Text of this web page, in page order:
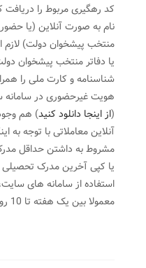
کد رهگیری مربوط را
نام به صورت آنلاین (یا
منتخب پیشخوان دولت)
یا دفاتر منتخب پیشخوان
شناسنامه و کارت ملی را
هویت غیرحضوری در سامانه
(از اینجا دانلود کنید) هم
آنلاین معاملاتی با توجه به
مشروط به داشتن حداقل
یا کپی آخرین مدرک تحصیلی
استفاده از سامانه های
معمولا بین یک هفته تا 10 روز طول می کشد.